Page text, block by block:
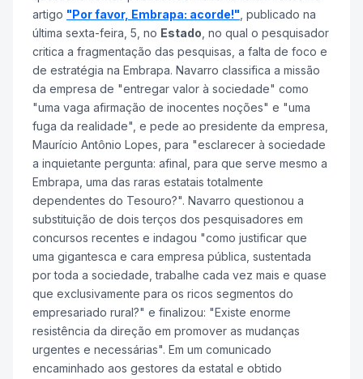
artigo "Por favor, Embrapa: acorde!" , publicado na
última sexta-feira, 5, no Estado , no qual o pesquisador
critica a fragmentação das pesquisas, a falta de foco e
de estratégia na Embrapa. Navarro classifica a missão
da empresa de "entregar valor à sociedade" como
"uma vaga afirmação de inocentes noções" e "uma
fuga da realidade", e pede ao presidente da empresa,
Maurício Antônio Lopes, para "esclarecer à sociedade
a inquietante pergunta: afinal, para que serve mesmo a
Embrapa, uma das raras estatais totalmente
dependentes do Tesouro?". Navarro questionou a
substituição de dois terços dos pesquisadores em
concursos recentes e indagou "como justificar que
uma gigantesca e cara empresa pública, sustentada
por toda a sociedade, trabalhe cada vez mais e quase
que exclusivamente para os ricos segmentos do
empresariado rural?" e finalizou: "Existe enorme
resistência da direção em promover as mudanças
urgentes e necessárias". Em um comunicado
encaminhado aos gestores da estatal e obtido